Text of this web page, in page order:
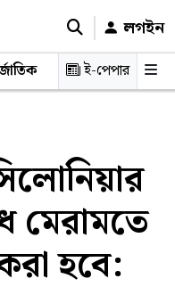
লগইন
রাজনীতি স্বাস্থ্য শিক্ষা
ই-পেপার
মেরামতে
হবে: